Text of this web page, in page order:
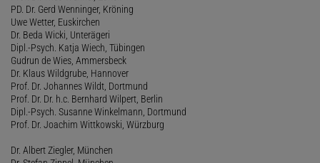
PD. Dr. Gerd Wenninger, Kröning
Uwe Wetter, Euskirchen
Dr. Beda Wicki, Unterägeri
Dipl.-Psych. Katja Wiech, Tübingen
Gudrun de Wies, Ammersbeck
Dr. Klaus Wildgrube, Hannover
Prof. Dr. Johannes Wildt, Dortmund
Prof. Dr. Dr. h.c. Bernhard Wilpert, Berlin
Dipl.-Psych. Susanne Winkelmann, Dortmund
Prof. Dr. Joachim Wittkowski, Würzburg
Dr. Albert Ziegler, München